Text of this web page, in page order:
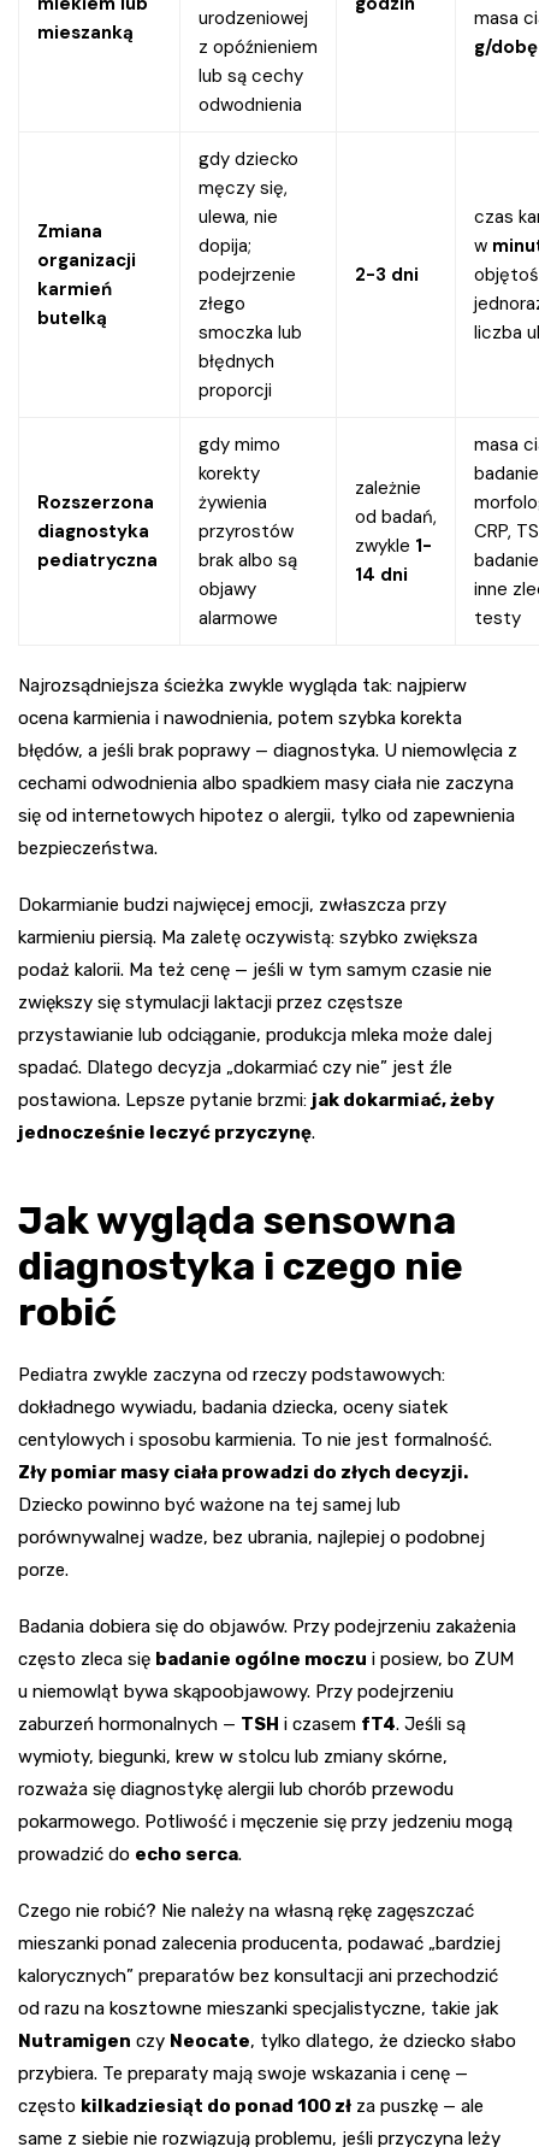
mieszanką
urodzeniowej
z opóźnieniem
lub są cechy
odwodnienia
masa
g/dobę
Zmiana
organizacji
karmień
butelką
gdy dziecko
męczy się,
ulewa, nie
dopija;
podejrzenie
złego
smoczka lub
błędnych
proporcji
2-3 dni
czas
w
liczba
Rozszerzona
diagnostyka
pediatryczna
gdy mimo
korekty
żywienia
przyrostów
brak albo są
objawy
alarmowe
zależnie
od badań,
zwykle 1-
14 dni
masa
CRP,
inne
testy
Najrozsądniejsza ścieżka zwykle wygląda tak: najpierw
ocena karmienia i nawodnienia, potem szybka korekta
błędów, a jeśli brak poprawy — diagnostyka. U niemowlęcia z
cechami odwodnienia albo spadkiem masy ciała nie zaczyna
się od internetowych hipotez o alergii, tylko od zapewnienia
bezpieczeństwa.
Dokarmianie budzi najwięcej emocji, zwłaszcza przy
karmieniu piersią. Ma zaletę oczywistą: szybko zwiększa
podaż kalorii. Ma też cenę — jeśli w tym samym czasie nie
zwiększy się stymulacji laktacji przez częstsze
przystawianie lub odciąganie, produkcja mleka może dalej
spadać. Dlatego decyzja „dokarmiać czy nie” jest źle
postawiona. Lepsze pytanie brzmi: jak dokarmiać, żeby
jednocześnie leczyć przyczynę.
Jak wygląda sensowna
diagnostyka i czego nie
robić
Pediatra zwykle zaczyna od rzeczy podstawowych:
dokładnego wywiadu, badania dziecka, oceny siatek
centylowych i sposobu karmienia. To nie jest formalność.
Zły pomiar masy ciała prowadzi do złych decyzji.
Dziecko powinno być ważone na tej samej lub
porównywalnej wadze, bez ubrania, najlepiej o podobnej
porze.
Badania dobiera się do objawów. Przy podejrzeniu zakażenia
często zleca się badanie ogólne moczu i posiew, bo ZUM
u niemowląt bywa skąpoobjawowy. Przy podejrzeniu
zaburzeń hormonalnych — TSH i czasem fT4. Jeśli są
wymioty, biegunki, krew w stolcu lub zmiany skórne,
rozważa się diagnostykę alergii lub chorób przewodu
pokarmowego. Potliwość i męczenie się przy jedzeniu mogą
prowadzić do echo serca.
Czego nie robić? Nie należy na własną rękę zagęszczać
mieszanki ponad zalecenia producenta, podawać „bardziej
kalorycznych” preparatów bez konsultacji ani przechodzić
od razu na kosztowne mieszanki specjalistyczne, takie jak
Nutramigen czy Neocate, tylko dlatego, że dziecko słabo
przybiera. Te preparaty mają swoje wskazania i cenę —
często kilkadziesiąt do ponad 100 zł za puszkę — ale
same z siebie nie rozwiązują problemu, jeśli przyczyna leży